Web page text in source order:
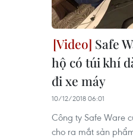
Safe
hộ có túi khí
đi xe máy
10/12/2018 06:01
Công ty Safe Ware
cho ra mắt sản